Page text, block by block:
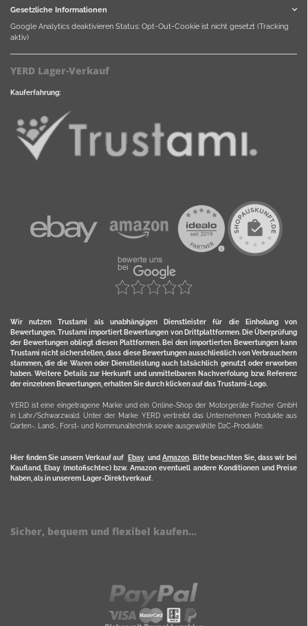
Gesetzliche Informationen
Google Analytics deaktivieren Status: Opt-Out-Cookie ist nicht gesetzt (Tracking
aktiv)
YERD Lager-Verkauf
Kauferfahrung:
Wir nutzen Trustami als unabhängigen Dienstleister für die Einholung von
Bewertungen. Trustami importiert Bewertungen von Drittplattformen. Die Überprüfung
der Bewertungen obliegt diesen Plattformen. Bei den importierten Bewertungen kann
Trustami nicht sicherstellen, dass diese Bewertungen ausschließlich von Verbrauchern
stammen, die die Waren oder Dienstleistung auch tatsächlich genutzt oder erworben
haben. Weitere Details zur Herkunft und unmittelbaren Nachverfolung bzw. Referenz
der einzelnen Bewertungen, erhalten Sie durch klicken auf das Trustami-Logo.
YERD ist eine eingetragene Marke und ein Online-Shop der Motorgeräte Fischer GmbH
in Lahr/Schwarzwald. Unter der Marke YERD vertreibt das Unternehmen Produkte aus
Garten-, Land-, Forst- und Kommunaltechnik sowie ausgewählte D2C-Produkte.
Hier finden Sie unsern Verkauf auf Ebayund Amazon. Bitte beachten Sie, dass wir bei
Kaufland, Ebay (motofischtec) bzw. Amazon eventuell andere Konditionen und Preise
haben, als in unserem Lager-Direktverkauf.
Sicher, bequem und flexibel kaufen...